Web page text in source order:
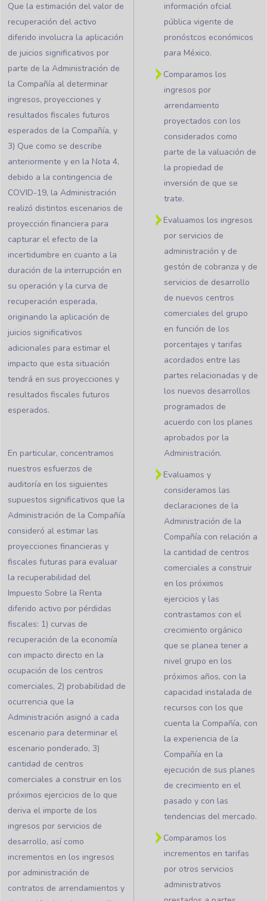
Que la estimación del valor de
recuperación del activo
diferido involucra la aplicación
de juicios significativos por
parte de la Administración de
la Compañía al determinar
ingresos, proyecciones y
resultados fiscales futuros
esperados de la Compañía, y
3) Que como se describe
anteriormente y en la Nota 4,
debido a la contingencia de
COVID-19, la Administración
realizó distintos escenarios de
proyección financiera para
capturar el efecto de la
incertidumbre en cuanto a la
duración de la interrupción en
su operación y la curva de
recuperación esperada,
originando la aplicación de
juicios significativos
adicionales para estimar el
impacto que esta situación
tendrá en sus proyecciones y
resultados fiscales futuros
esperados.
En particular, concentramos
nuestros esfuerzos de
auditoría en los siguientes
supuestos significativos que la
Administración de la Compañía
consideró al estimar las
proyecciones financieras y
fiscales futuras para evaluar
la recuperabilidad del
Impuesto Sobre la Renta
diferido activo por pérdidas
fiscales: 1) curvas de
recuperación de la economía
con impacto directo en la
ocupación de los centros
comerciales, 2) probabilidad de
ocurrencia que la
Administración asignó a cada
escenario para determinar el
escenario ponderado, 3)
cantidad de centros
comerciales a construir en los
próximos ejercicios de lo que
deriva el importe de los
ingresos por servicios de
desarrollo, así como
incrementos en los ingresos
por administración de
contratos de arrendamientos y
información ofcial
pública vigente de
pronóstcos económicos
para México.
Comparamos los
ingresos por
arrendamiento
proyectados con los
considerados como
parte de la valuación de
la propiedad de
inversión de que se
trate.
Evaluamos los ingresos
por servicios de
administración y de
gestón de cobranza y de
servicios de desarrollo
de nuevos centros
comerciales del grupo
en función de los
porcentajes y tarifas
acordados entre las
partes relacionadas y de
los nuevos desarrollos
programados de
acuerdo con los planes
aprobados por la
Administración.
Evaluamos y
consideramos las
declaraciones de la
Administración de la
Compañía con relación a
la cantidad de centros
comerciales a construir
en los próximos
ejercicios y las
contrastamos con el
crecimiento orgánico
que se planea tener a
nivel grupo en los
próximos años, con la
capacidad instalada de
recursos con los que
cuenta la Compañía, con
la experiencia de la
Compañía en la
ejecución de sus planes
de crecimiento en el
pasado y con las
tendencias del mercado.
Comparamos los
incrementos en tarifas
por otros servicios
administrativos